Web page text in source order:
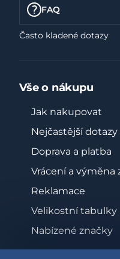
FAQ
Často kladené dotazy
Vše o nákupu
Jak nakupovat
Nejčastější dotazy
Doprava a platba
Vrácení a výměna
Reklamace
Velikostní tabulky
Nabízené značky